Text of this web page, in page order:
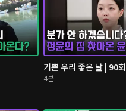
기쁜 우리 좋은 날 | 90회
4분